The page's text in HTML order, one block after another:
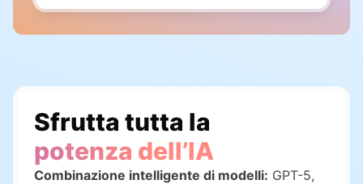
Sfrutta tutta la
potenza dell’IA
Combinazione intelligente di modelli: GPT-5,